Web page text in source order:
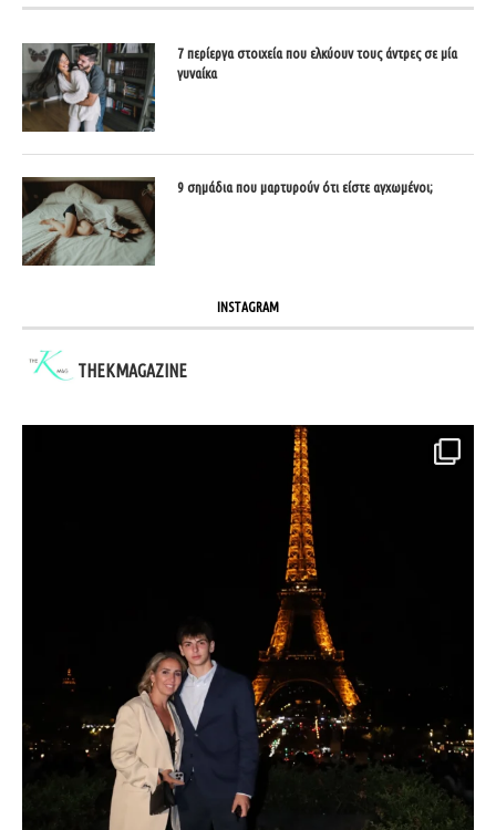
7 περίεργα στοιχεία που ελκύουν τους άντρες σε μία
γυναίκα
9 σημάδια που μαρτυρούν ότι είστε αγχωμένοι;
INSTAGRAM
THEKMAGAZINE